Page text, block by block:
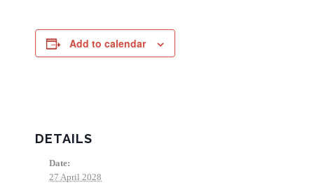
Add to calendar
DETAILS
Date:
27 April 2028